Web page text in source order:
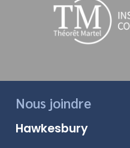
Nous joindre
Hawkesbury